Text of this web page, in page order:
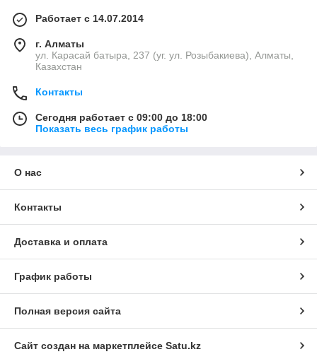
Работает с 14.07.2014
г. Алматы
ул. Карасай батыра, 237 (уг. ул. Розыбакиева), Алматы,
Казахстан
Контакты
Сегодня работает с 09:00 до 18:00
Показать весь график работы
О нас
Контакты
Доставка и оплата
График работы
Полная версия сайта
Сайт создан на маркетплейсе Satu.kz